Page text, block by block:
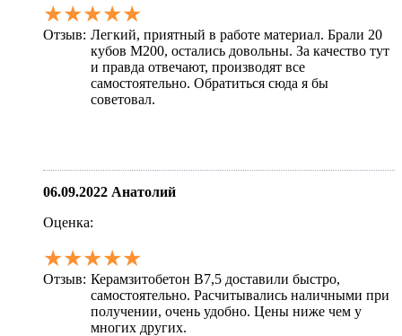
★★★★★
Отзыв: Легкий, приятный в работе материал. Брали 20
кубов М200, остались довольны. За качество тут
и правда отвечают, производят все
самостоятельно. Обратиться сюда я бы
советовал.
06.09.2022 Анатолий
Оценка:
★★★★★
Отзыв: Керамзитобетон В7,5 доставили быстро,
самостоятельно. Расчитывались наличными при
получении, очень удобно. Цены ниже чем у
многих других.